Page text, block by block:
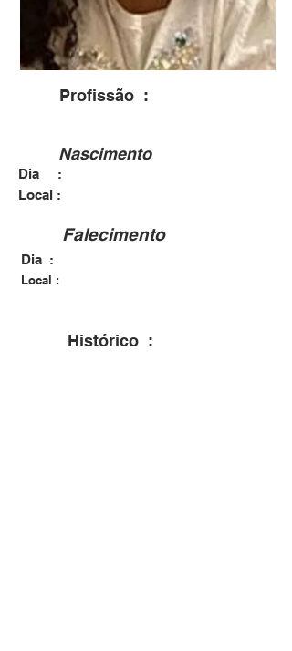
Nascimento
Dia :
Local :
Profissão :
Histórico :
Dia :
Falecimento
Local :